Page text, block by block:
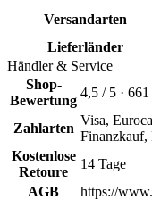
Versandarten
Lieferländer
Händler & Service
Shop-
Bewertung
4,5 / 5 ·
Zahlarten
Visa,
Finanzkauf,
Kostenlose
Retoure
14 Tage
AGB
https://